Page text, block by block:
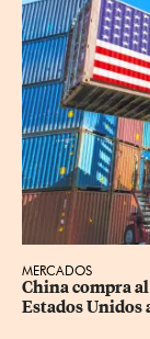
MERCADOS
China compra al
Estados Unidos